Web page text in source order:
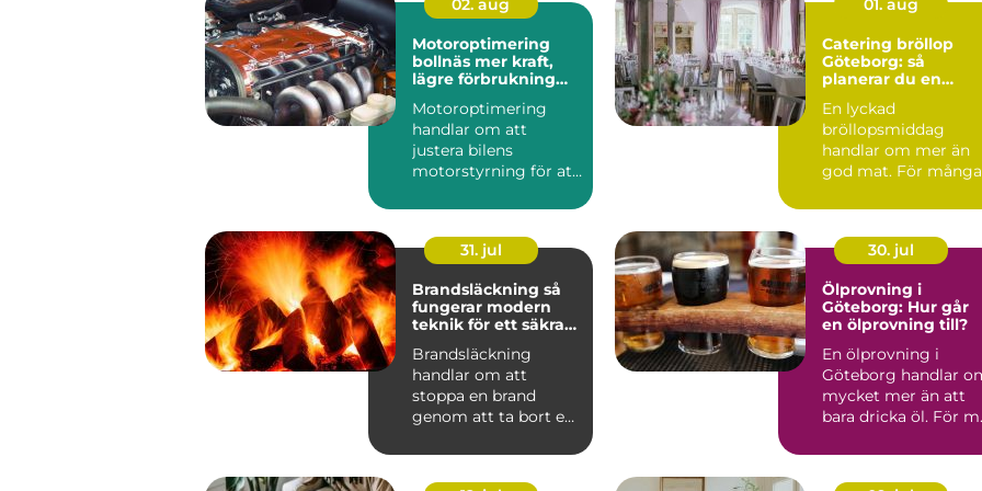
02. aug
Motoroptimering
bollnäs mer kraft,
lägre förbrukning
Motoroptimering
handlar om att
justera bilens
motorstyrning för att
gasrespons ...
01. aug
Catering bröllop
Göteborg: så
planerar du en
bröllopsmiddag
En lyckad
bröllopsmiddag
handlar om mer än
god mat. För många
31. jul
Brandsläckning så
fungerar modern
teknik för ett säkrare
Brandsläckning
handlar om att
stoppa en brand
genom att ta bort en
förutsättningarna ...
30. jul
Ölprovning i
Göteborg: Hur går
en ölprovning till?
En ölprovning i
Göteborg handlar
mycket mer än att
bara dricka öl. För